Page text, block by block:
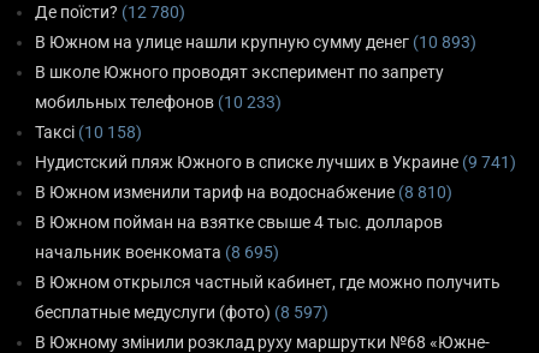
Де поїсти? (12 780)
В Южном на улице нашли крупную сумму денег (10 893)
В школе Южного проводят эксперимент по запрету
мобильных телефонов (10 233)
Таксі (10 158)
Нудистский пляж Южного в списке лучших в Украине (9 741)
В Южном изменили тариф на водоснабжение (8 810)
В Южном пойман на взятке свыше 4 тыс. долларов
начальник военкомата (8 695)
В Южном открылся частный кабинет, где можно получить
бесплатные медуслуги (фото) (8 597)
В Южному змінили розклад руху маршрутки №68 «Южне-